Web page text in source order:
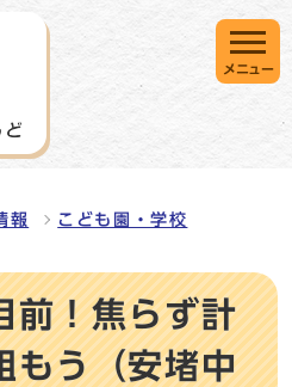
メニュー
報 こども園・学校
前！焦らず計
もう（安堵中